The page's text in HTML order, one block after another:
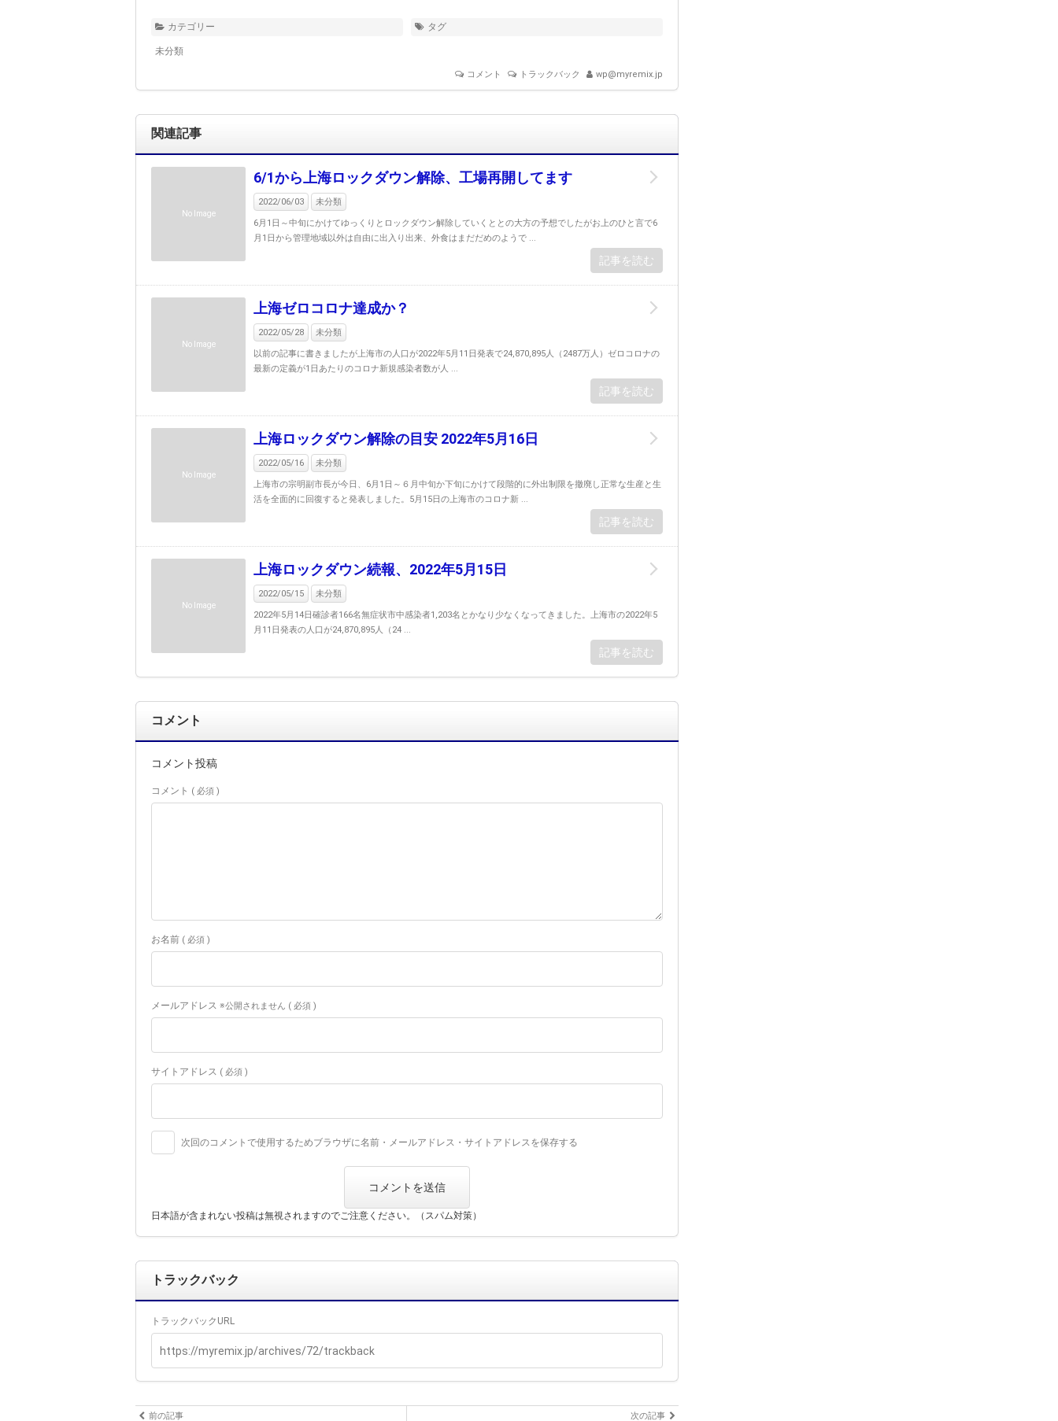
カテゴリー
未分類
タグ
コメント トラックバック wp@myremix.jp
関連記事
No Image
6/1から上海ロックダウン解除、工場再開してます
2022/06/03 未分類
6月1日～中旬にかけてゆっくりとロックダウン解除していくととの大方の予想でしたがお上のひと言で6
月1日から管理地域以外は自由に出入り出来、外食はまだだめのようで ...
記事を読む
No Image
上海ゼロコロナ達成か？
2022/05/28 未分類
以前の記事に書きましたが上海市の人口が2022年5月11日発表で24,870,895人（2487万人）ゼロコロナの
最新の定義が1日あたりのコロナ新規感染者数が人 ...
記事を読む
No Image
上海ロックダウン解除の目安 2022年5月16日
2022/05/16 未分類
上海市の宗明副市長が今日、6月1日～６月中旬か下旬にかけて段階的に外出制限を撤廃し正常な生産と生
活を全面的に回復すると発表しました。5月15日の上海市のコロナ新 ...
記事を読む
No Image
上海ロックダウン続報、2022年5月15日
2022/05/15 未分類
2022年5月14日確診者166名無症状市中感染者1,203名とかなり少なくなってきました。上海市の2022年5
月11日発表の人口が24,870,895人（24 ...
記事を読む
コメント
コメント投稿
コメント ( 必須 )
お名前 ( 必須 )
メールアドレス ※公開されません ( 必須 )
サイトアドレス ( 必須 )
次回のコメントで使用するためブラウザに名前・メールアドレス・サイトアドレスを保存する
日本語が含まれない投稿は無視されますのでご注意ください。（スパム対策）
トラックバック
トラックバックURL
前の記事 次の記事